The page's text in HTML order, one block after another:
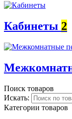
Кабинеты 2
Поиск товаров
Искать:
Категории товаров